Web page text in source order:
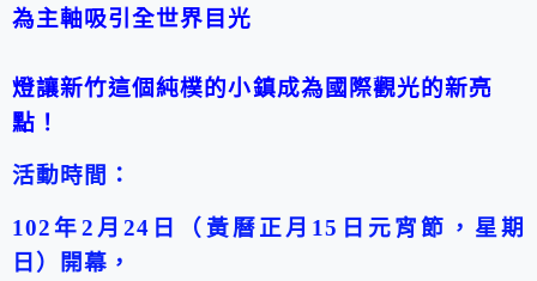
為主軸吸引全世界目光
燈讓新竹這個純樸的小鎮成為國際觀光的新亮
點！
活動時間：
102年2月24日（黃曆正月15日元宵節，星期
日）開幕，